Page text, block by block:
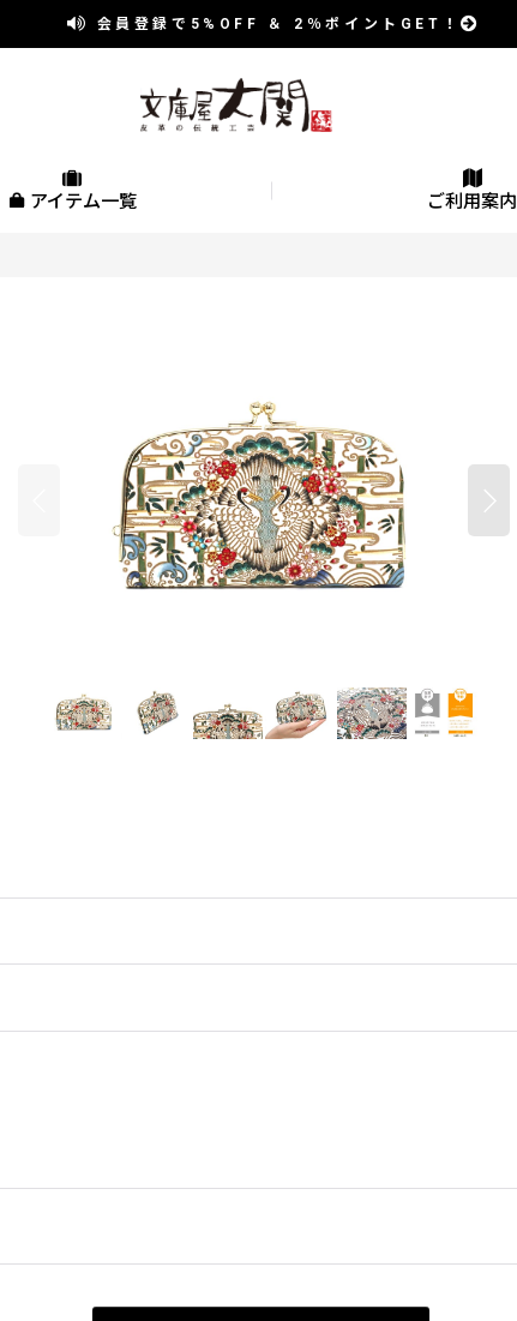
会員登録で 5%OFF ＆ 2％ポイントGET！
アイテム一覧 ご利用案内